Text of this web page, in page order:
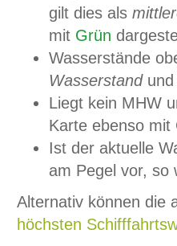
gilt dies als
mit Grün
Wasserstände
Wasserstandund
Liegt kein MHW
Karte ebenso mit
Ist der aktuelle
am Pegel vor,
Alternativ können die
höchsten